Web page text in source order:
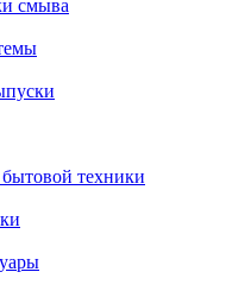
смыва
техники